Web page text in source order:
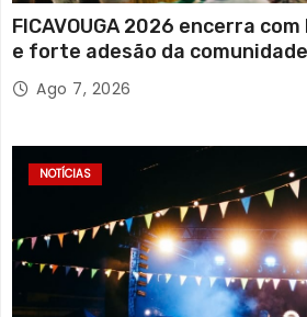
FICAVOUGA 2026 encerra
e forte adesão da comunidade
Ago 7, 2026
NOTÍCIAS